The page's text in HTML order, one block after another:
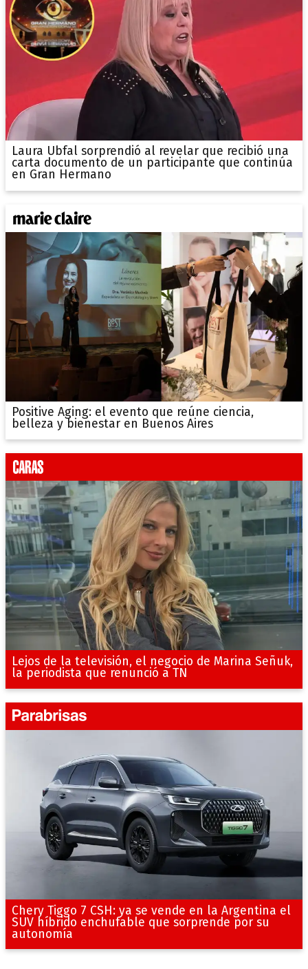
Laura Ubfal sorprendió al revelar que recibió una
carta documento de un participante que continúa
en Gran Hermano
Positive Aging: el evento que reúne ciencia,
belleza y bienestar en Buenos Aires
Lejos de la televisión, el negocio de Marina Señuk,
la periodista que renunció a TN
Chery Tiggo 7 CSH: ya se vende en la Argentina el
SUV híbrido enchufable que sorprende por su
autonomía